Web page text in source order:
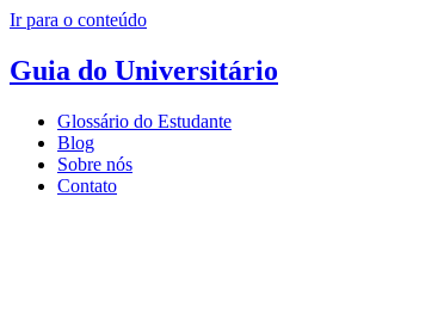
Ir para o conteúdo
Guia do Universitário
Glossário do Estudante
Blog
Sobre nós
Contato